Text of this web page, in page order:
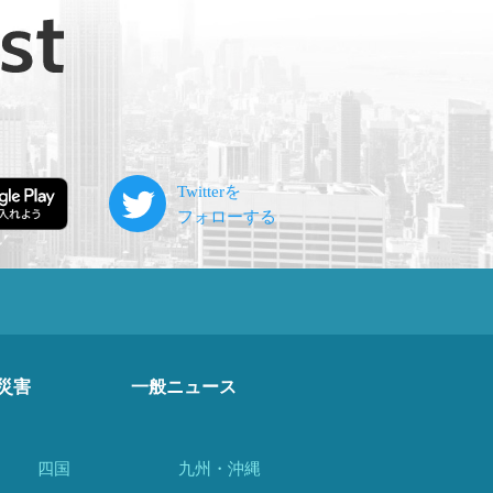
害 一般ニュース
四国 九州・沖縄